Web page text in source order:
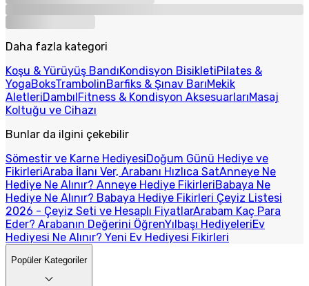
Daha fazla kategori
Koşu & Yürüyüş BandıKondisyon BisikletiPilates &
YogaBoksTrambolinBarfiks & Şınav BarıMekik
AletleriDambılFitness & Kondisyon AksesuarlarıMasaj
Koltuğu ve Cihazı
Bunlar da ilgini çekebilir
Sömestir ve Karne HediyesiDoğum Günü Hediye ve
FikirleriAraba İlanı Ver, Arabanı Hızlıca SatAnneye Ne
Hediye Ne Alınır? Anneye Hediye FikirleriBabaya Ne
Hediye Ne Alınır? Babaya Hediye Fikirleri Çeyiz Listesi
2026 - Çeyiz Seti ve Hesaplı FiyatlarArabam Kaç Para
Eder? Arabanın Değerini ÖğrenYılbaşı HediyeleriEv
Hediyesi Ne Alınır? Yeni Ev Hediyesi Fikirleri
Popüler Kategoriler